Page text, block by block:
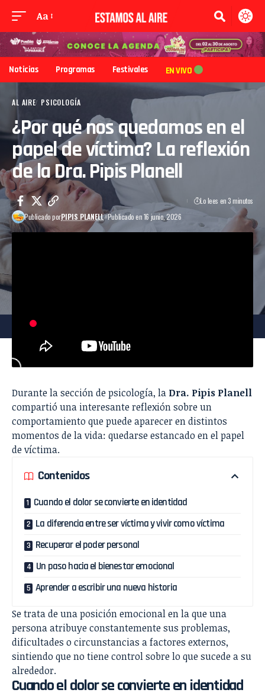
Aa
Noticias Programas Festivales EN VIVO
AL AIRE PSICOLOGÍA
¿Por qué nos quedamos en el
papel de víctima? La reflexión
de la Dra. Pipis Planell
Publicado porPIPIS PLANELL Publicado en 16 junio, 2026
Lo lees en 3 minutos
Durante la sección de psicología, la Dra. Pipis Planell
compartió una interesante reflexión sobre un
comportamiento que puede aparecer en distintos
momentos de la vida: quedarse estancado en el papel
de víctima.
Contenidos
Cuando el dolor se convierte en identidad
La diferencia entre ser víctima y vivir como víctima
Recuperar el poder personal
Un paso hacia el bienestar emocional
Aprender a escribir una nueva historia
Se trata de una posición emocional en la que una
persona atribuye constantemente sus problemas,
dificultades o circunstancias a factores externos,
sintiendo que no tiene control sobre lo que sucede a su
alrededor.
Cuando el dolor se convierte en identidad